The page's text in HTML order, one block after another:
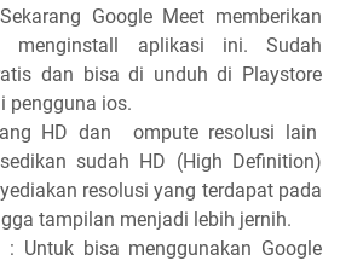
Google Meet memberikan
menginstall aplikasi ini. Sudah
dan bisa di unduh di Playstore
pengguna ios.
HD dan ompute resolusi lain
sudah HD (High Definition)
resolusi yang terdapat pada
tampilan menjadi lebih jernih.
: Untuk bisa menggunakan Google